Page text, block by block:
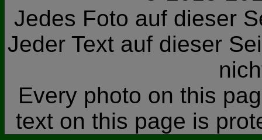
Jedes Foto auf dieser
Jeder Text auf dieser
Every photo on this
text on this page is